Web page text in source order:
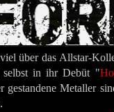
über das Allstar-
selbst in ihr Debüt "
Metaller